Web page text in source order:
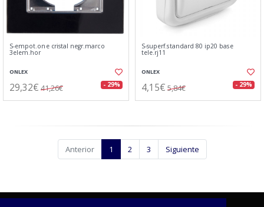
S-empot.one cristal negr.marco
3elem.hor
ONLEX
29,32€ 41,26€ - 29%
S-superf.standard 80 ip20 base
tele.rj11
ONLEX
4,15€ 5,84€ - 29%
Anterior 1 2 3 Siguiente